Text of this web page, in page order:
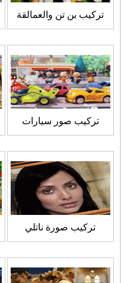
تركيب بن تن والعمالقة
تركيب صور سيارات
تركيب صورة ناتلي